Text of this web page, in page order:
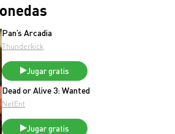
Pan’s Arcadia
Thunderkick
Jugar gratis
Dead or Alive 3: Wanted
NetEnt
Jugar gratis